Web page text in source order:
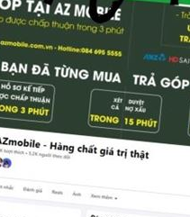
khách hàng thân quen
hàng chuyển khoản
kiện kèm theo(Củ sạc, Tai